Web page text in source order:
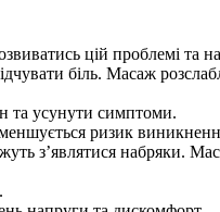
цій проблемі та
біль. Масаж
та усунути симптоми.
ризик
з’являтися набряки.